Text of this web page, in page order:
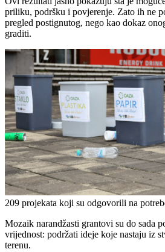
priliku, podršku i povjerenje. Zato ih ne
pregled postignutog, nego kao dokaz
graditi.
209 projekata koji su odgovorili na
Mozaik narandžasti grantovi su do sada
vrijednost: podržati ideje koje nastaju iz
terenu.